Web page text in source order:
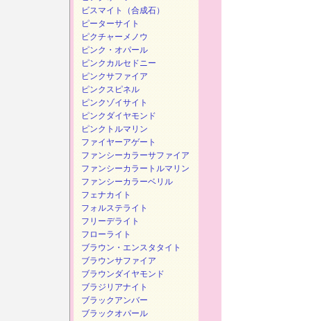
ビスマイト（合成石）
ピーターサイト
ピクチャーメノウ
ピンク・オパール
ピンクカルセドニー
ピンクサファイア
ピンクスピネル
ピンクゾイサイト
ピンクダイヤモンド
ピンクトルマリン
ファイヤーアゲート
ファンシーカラーサファイア
ファンシーカラートルマリン
ファンシーカラーベリル
フェナカイト
フォルステライト
フリーデライト
フローライト
ブラウン・エンスタタイト
ブラウンサファイア
ブラウンダイヤモンド
ブラジリアナイト
ブラックアンバー
ブラックオパール